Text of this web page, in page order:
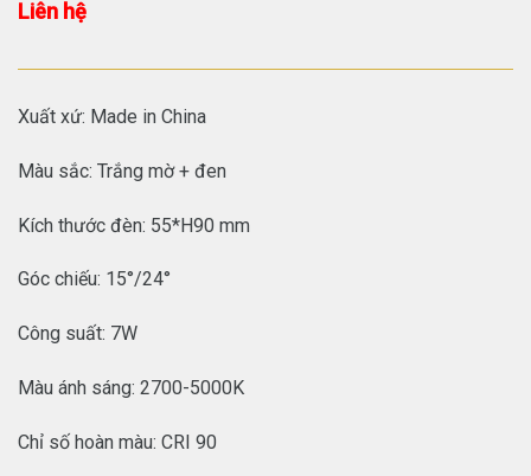
Liên hệ
Xuất xứ: Made in China
Màu sắc: Trắng mờ + đen
Kích thước đèn: 55*H90 mm
Góc chiếu: 15°/24°
Công suất: 7W
Màu ánh sáng: 2700-5000K
Chỉ số hoàn màu: CRI 90